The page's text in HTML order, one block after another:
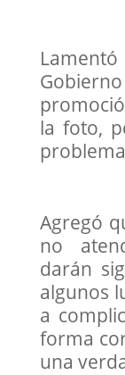
la foto,
Agregó
no
darán
algunos
a
forma
una